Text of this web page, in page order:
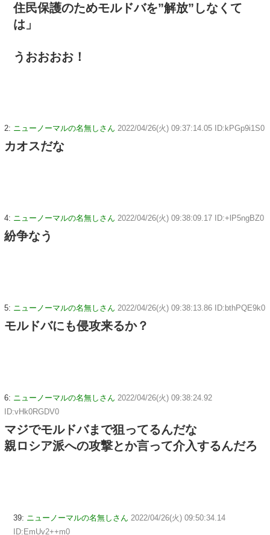
住民保護のためモルドバを”解放”しなくて
は」
うおおおお！
2: ニューノーマルの名無しさん 2022/04/26(火) 09:37:14.05 ID:kPGp9i1S0
カオスだな
4: ニューノーマルの名無しさん 2022/04/26(火) 09:38:09.17 ID:+lP5ngBZ0
紛争なう
5: ニューノーマルの名無しさん 2022/04/26(火) 09:38:13.86 ID:bthPQE9k0
モルドバにも侵攻来るか？
6: ニューノーマルの名無しさん 2022/04/26(火) 09:38:24.92
ID:vHk0RGDV0
マジでモルドバまで狙ってるんだな
親ロシア派への攻撃とか言って介入するんだろ
39: ニューノーマルの名無しさん 2022/04/26(火) 09:50:34.14
ID:EmUv2++m0